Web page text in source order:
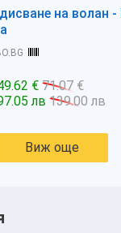
на волан
€ 71.07 €
лв 139.00 лв
Виж още